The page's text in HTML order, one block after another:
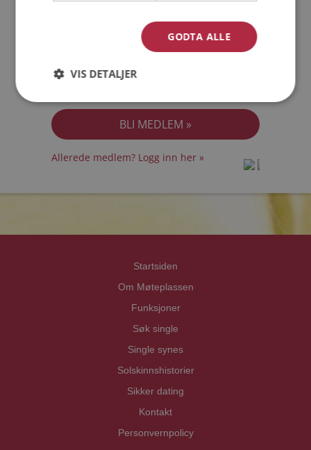
Jeg akseptererMedlemsvilkårene
Allerede medlem? Logg inn her »
Startsiden
Om Møteplassen
Funksjoner
Søk single
Single synes
Solskinnshistorier
Sikker dating
Kontakt
Personvernpolicy
GODTA ALLE
VIS DETALJER